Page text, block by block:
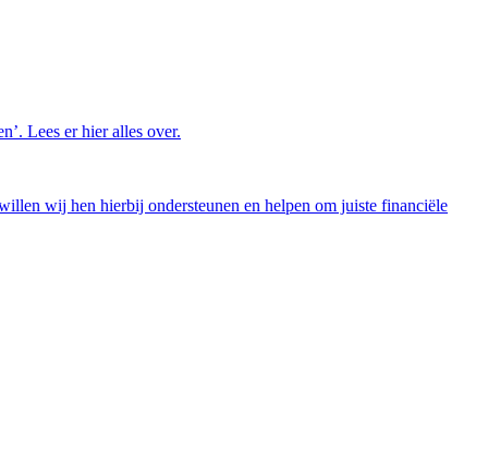
Lees er hier alles over.
wij hen hierbij ondersteunen en helpen om juiste financiële